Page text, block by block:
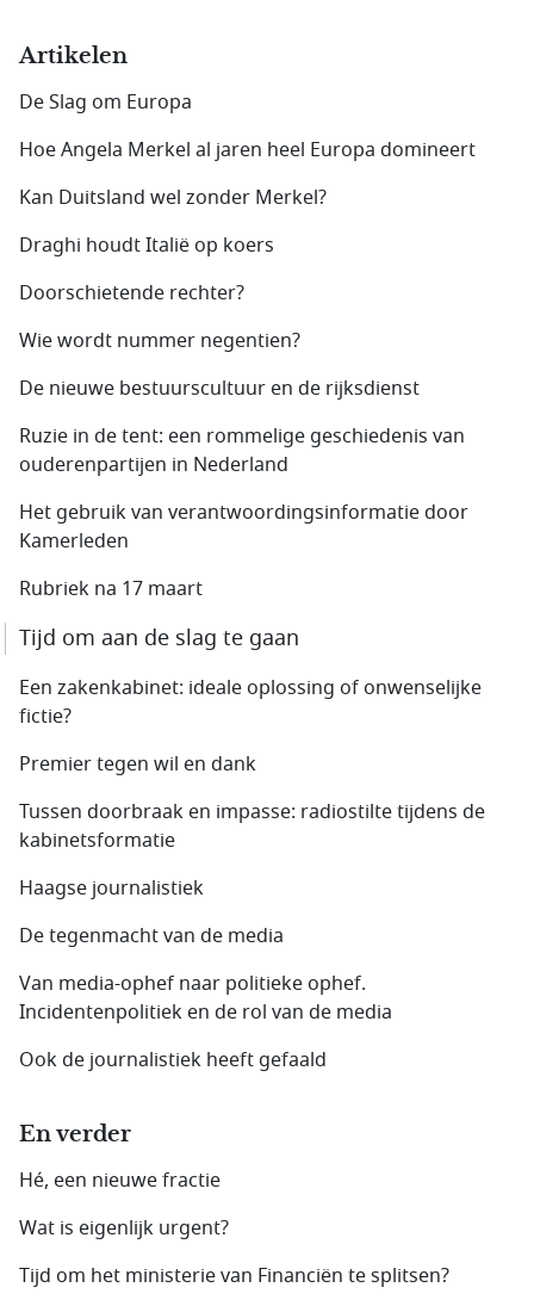
Artikelen
De Slag om Europa
Hoe Angela Merkel al jaren heel Europa domineert
Kan Duitsland wel zonder Merkel?
Draghi houdt Italië op koers
Doorschietende rechter?
Wie wordt nummer negentien?
De nieuwe bestuurscultuur en de rijksdienst
Ruzie in de tent: een rommelige geschiedenis van
ouderenpartijen in Nederland
Het gebruik van verantwoordingsinformatie door
Kamerleden
Rubriek na 17 maart
Tijd om aan de slag te gaan
Een zakenkabinet: ideale oplossing of onwenselijke
fictie?
Premier tegen wil en dank
Tussen doorbraak en impasse: radiostilte tijdens de
kabinetsformatie
Haagse journalistiek
De tegenmacht van de media
Van media-ophef naar politieke ophef.
Incidentenpolitiek en de rol van de media
Ook de journalistiek heeft gefaald
En verder
Hé, een nieuwe fractie
Wat is eigenlijk urgent?
Tijd om het ministerie van Financiën te splitsen?